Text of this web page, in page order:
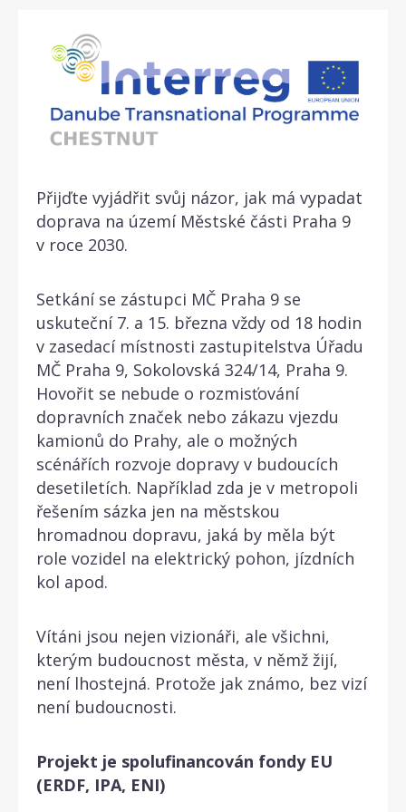
Přijďte vyjádřit svůj názor, jak má vypadat
doprava na území Městské části Praha 9
v roce 2030.
Setkání se zástupci MČ Praha 9 se
uskuteční 7. a 15. března vždy od 18 hodin
v zasedací místnosti zastupitelstva Úřadu
MČ Praha 9, Sokolovská 324/14, Praha 9.
Hovořit se nebude o rozmisťování
dopravních značek nebo zákazu vjezdu
kamionů do Prahy, ale o možných
scénářích rozvoje dopravy v budoucích
desetiletích. Například zda je v metropoli
řešením sázka jen na městskou
hromadnou dopravu, jaká by měla být
role vozidel na elektrický pohon, jízdních
kol apod.
Vítáni jsou nejen vizionáři, ale všichni,
kterým budoucnost města, v němž žijí,
není lhostejná. Protože jak známo, bez vizí
není budoucnosti.
Projekt je spolufinancován fondy EU
(ERDF, IPA, ENI)